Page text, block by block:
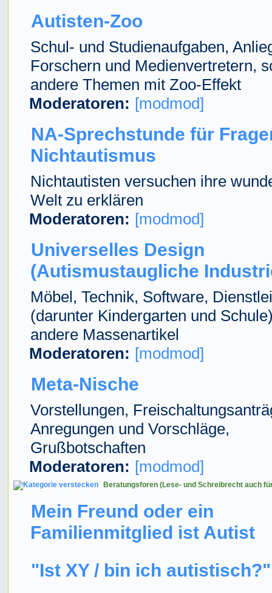
Autisten-Zoo
Schul- und Studienaufgaben,
Forschern und Medienvertretern,
andere Themen mit Zoo-Effekt
Moderatoren: [modmod]
NA-Sprechstunde für
Nichtautismus
Nichtautisten versuchen ihre
Welt zu erklären
Moderatoren: [modmod]
Universelles Design
(Autismustaugliche
Möbel, Technik, Software,
(darunter Kindergarten und
andere Massenartikel
Moderatoren: [modmod]
Meta-Nische
Vorstellungen,
Anregungen und Vorschläge,
Grußbotschaften
Moderatoren: [modmod]
Beratungsforen (Lese- und Schreibrecht auch
Mein Freund oder ein
Familienmitglied ist Autist
"Ist XY / bin ich autistisch?"